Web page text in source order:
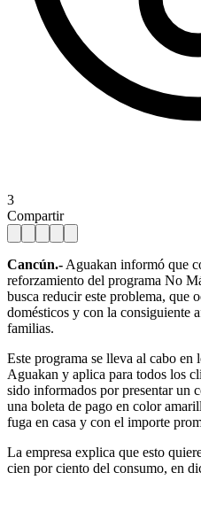
3
Compartir
Cancún.- Aguakan informó que
reforzamiento del programa No
busca reducir este problema, que
domésticos y con la consiguiente
familias.
Este programa se lleva al cabo
Aguakan y aplica para todos los
sido informados por presentar un
una boleta de pago en color
fuga en casa y con el importe
La empresa explica que esto
cien por ciento del consumo, en